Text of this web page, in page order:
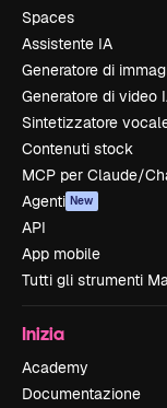
Spaces
Assistente IA
Generatore di
Generatore di video
Sintetizzatore
Contenuti stock
MCP per Claude/
Agenti New
API
App mobile
Tutti gli strumenti
Inizia
Academy
Documentazione